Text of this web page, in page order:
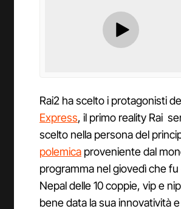
Rai2 ha scelto i protagonisti
Express, il primo reality Rai
scelto nella persona del
polemica proveniente dal
programma nel giovedì che
Nepal delle 10 coppie, vip e
bene data la sua innovatività